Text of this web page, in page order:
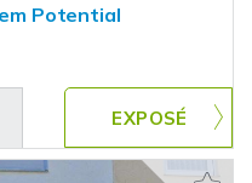
Potential